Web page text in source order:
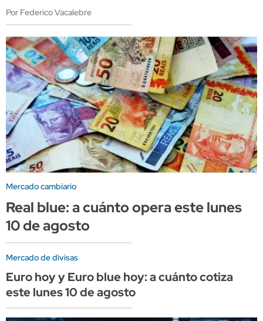
Por Federico Vacalebre
Mercado cambiario
Real blue: a cuánto opera este lunes
10 de agosto
Mercado de divisas
Euro hoy y Euro blue hoy: a cuánto cotiza
este lunes 10 de agosto